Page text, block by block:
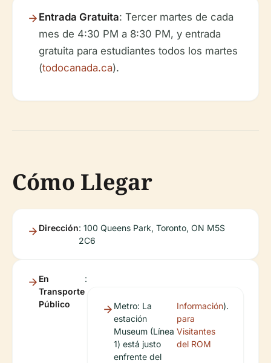
Entrada Gratuita: Tercer martes de cada
mes de 4:30 PM a 8:30 PM, y entrada
gratuita para estudiantes todos los martes
(todocanada.ca).
Cómo Llegar
Dirección: 100 Queens Park, Toronto, ON M5S
2C6
En
Transporte
Público
:
Metro: La
estación
Museum (Línea
1) está justo
enfrente del
Información
para
Visitantes
del ROM
).